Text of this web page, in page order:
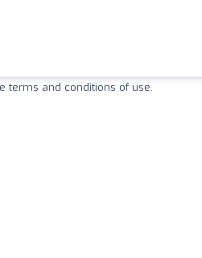
terms and conditions of use.